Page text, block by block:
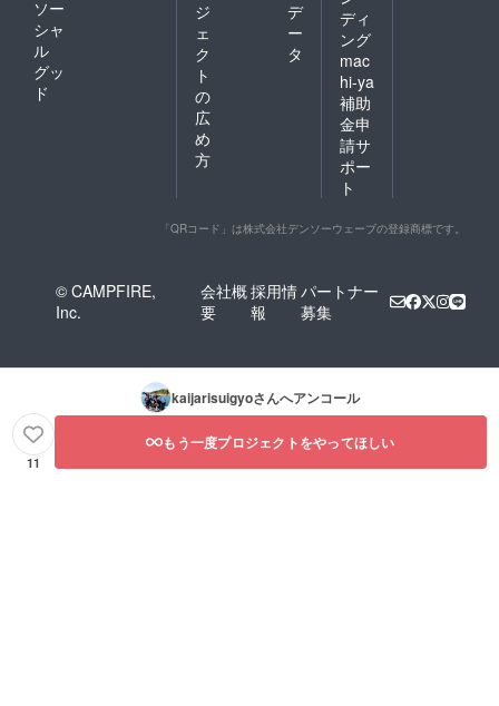
ソー
シャ
ル
グッ
ド
ジ
ェ
ク
ト
の
広
め
方
デ
ー
タ
ディ
ング
mac
hi-ya
補助
金申
請サ
ポー
ト
「QRコード」は株式会社デンソーウェーブの登録商標です。
© CAMPFIRE,
Inc.
会社概
要
採用情
報
パートナー
募集
kaijarisuigyoさんへアンコール
11
もう一度プロジェクトをやってほしい